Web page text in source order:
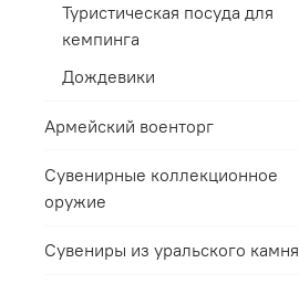
Туристическая посуда для
кемпинга
Дождевики
Армейский военторг
Сувенирные коллекционное
оружие
Сувениры из уральского камня